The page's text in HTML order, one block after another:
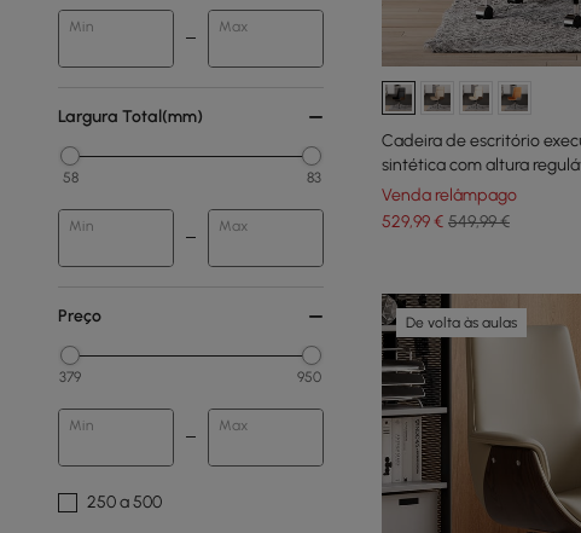
Min Max
Largura Total(mm)
58 83
Min Max
Preço
379 950
Min Max
250 a 500
Cadeira de escritório
sintética com altura
Venda relâmpago
529,99€ 549,99 €
De volta às aulas